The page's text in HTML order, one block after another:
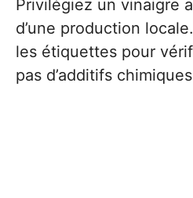
Privilégiez un vinaigre
d’une production
les étiquettes pour
pas d’additifs